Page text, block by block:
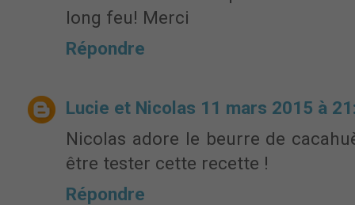
long feu! Merci
Répondre
Lucie et Nicolas 11 mars 2015 à
Nicolas adore le beurre de
être tester cette recette !
Répondre